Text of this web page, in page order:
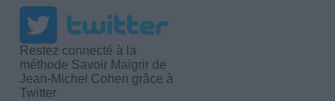
Restez connecté à la
méthode Savoir Maigrir de
Jean-Michel Cohen grâce à
Twitter